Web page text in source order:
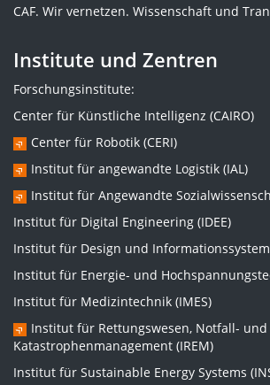
CAF. Wir vernetzen. Wissenschaft und
Institute und Zentren
Forschungsinstitute:
Center für Künstliche Intelligenz (CAIRO)
Center für Robotik (CERI)
Institut für angewandte Logistik (IAL)
Institut für Angewandte
Institut für Digital Engineering (IDEE)
Institut für Design und
Institut für Energie- und
Institut für Medizintechnik (IMES)
Institut für Rettungswesen, Notfall- und
Katastrophenmanagement (IREM)
Institut für Sustainable Energy Systems